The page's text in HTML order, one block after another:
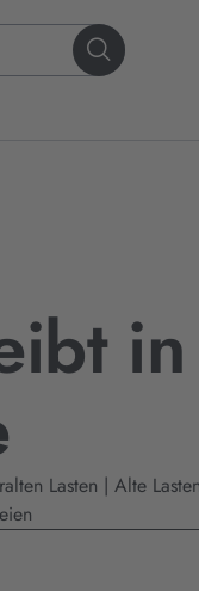
Lasten | Alte